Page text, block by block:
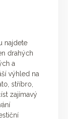
najdete
drahých
a
výhled na
stříbro,
zajímavý